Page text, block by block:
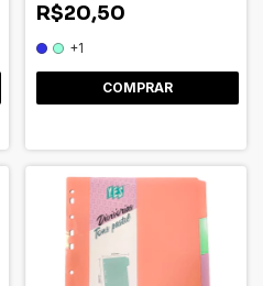
R$20,50
+1
COMPRAR